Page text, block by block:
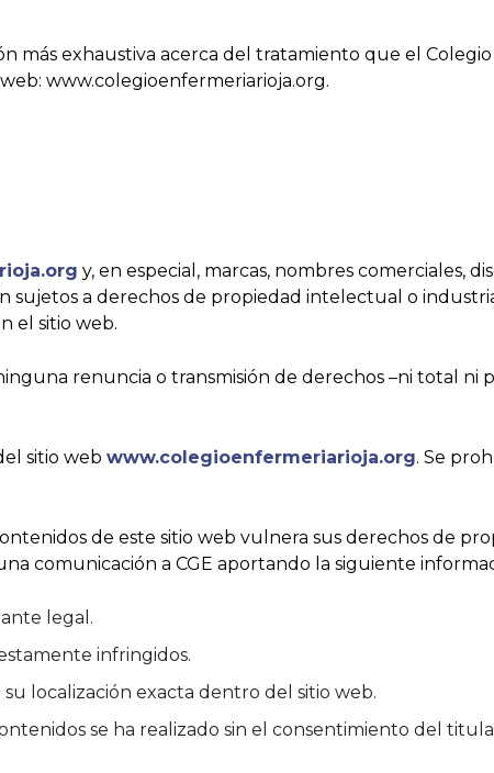
exhaustiva acerca del tratamiento que el Colegio
www.colegioenfermeriarioja.org.
y, en especial, marcas, nombres comerciales,
sujetos a derechos de propiedad intelectual o
el sitio web.
renuncia o transmisión de derechos –ni total ni
sitio web www.colegioenfermeriarioja.org. Se
de este sitio web vulnera sus derechos de
comunicación a CGE aportando la siguiente
legal.
infringidos.
localización exacta dentro del sitio web.
se ha realizado sin el consentimiento del